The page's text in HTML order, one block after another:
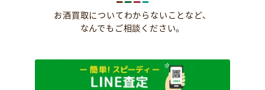
お酒買取についてわからないことなど、
なんでもご相談ください。